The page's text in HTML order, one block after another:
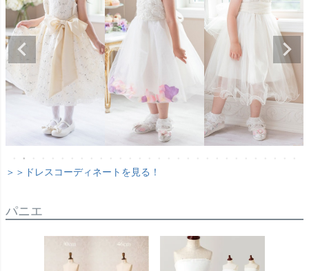
＞＞ドレスコーディネートを見る！
パニエ